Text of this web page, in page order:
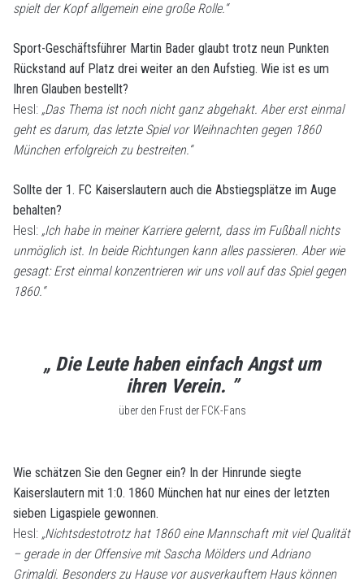
spielt der Kopf allgemein eine große Rolle.“
Sport-Geschäftsführer Martin Bader glaubt trotz neun Punkten
Rückstand auf Platz drei weiter an den Aufstieg. Wie ist es um
Ihren Glauben bestellt?
Hesl: „Das Thema ist noch nicht ganz abgehakt. Aber erst einmal
geht es darum, das letzte Spiel vor Weihnachten gegen 1860
München erfolgreich zu bestreiten.“
Sollte der 1. FC Kaiserslautern auch die Abstiegsplätze im Auge
behalten?
Hesl: „Ich habe in meiner Karriere gelernt, dass im Fußball nichts
unmöglich ist. In beide Richtungen kann alles passieren. Aber wie
gesagt: Erst einmal konzentrieren wir uns voll auf das Spiel gegen
1860.“
„ Die Leute haben einfach Angst um
ihren Verein. ”
über den Frust der FCK-Fans
Wie schätzen Sie den Gegner ein? In der Hinrunde siegte
Kaiserslautern mit 1:0. 1860 München hat nur eines der letzten
sieben Ligaspiele gewonnen.
Hesl: „Nichtsdestotrotz hat 1860 eine Mannschaft mit viel Qualität
– gerade in der Offensive mit Sascha Mölders und Adriano
Grimaldi. Besonders zu Hause vor ausverkauftem Haus können